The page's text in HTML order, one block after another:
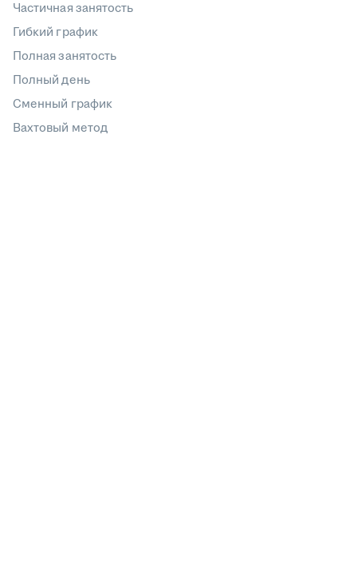
Частичная занятость
Гибкий график
Полная занятость
Полный день
Сменный график
Вахтовый метод